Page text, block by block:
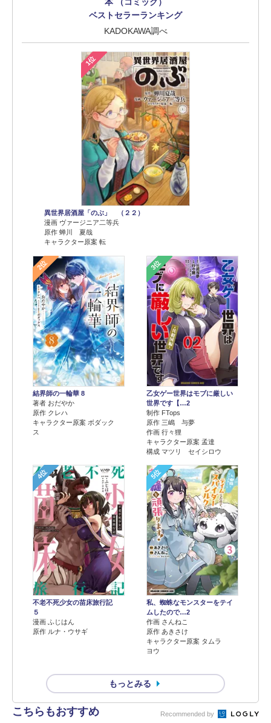
本 （コミック）
ベストセラーランキング
KADOKAWA調べ
1位
異世界居酒屋「のぶ」 （２２）
漫画 ヴァージニア二等兵
原作 蝉川 夏哉
キャラクター原案 転
2位
結界師の一輪華 8
著者 おだやか
原作 クレハ
キャラクター原案 ボダック
ス
3位
乙女ゲー世界はモブに厳しい
世界です【…2
制作 FTops
原作 三嶋 与夢
作画 行々狸
キャラクター原案 孟達
構成 マツリ セイシロウ
4位
不老不死少女の苗床旅行記
５
漫画 ふじはん
原作 ルナ・ウサギ
5位
私、蜘蛛なモンスターをテイ
ムしたので…2
作画 さんねこ
原作 あきさけ
キャラクター原案 タムラ
ヨウ
もっとみる
こちらもおすすめ Recommended by